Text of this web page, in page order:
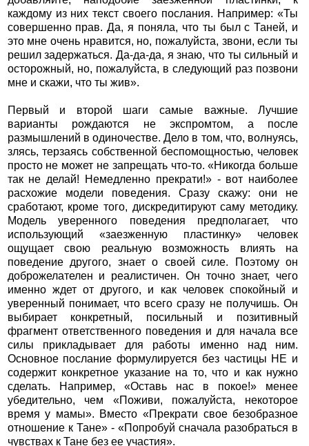
каждому из них текст своего послания. Например: «Ты
совершенно прав. Да, я поняла, что ты был с Таней, и
это мне очень нравится, но, пожалуйста, звони, если ты
решил задержаться. Да-да-да, я знаю, что ты сильный и
осторожный, но, пожалуйста, в следующий раз позвони
мне и скажи, что ты жив».
Первый и второй шаги самые важные. Лучшие
варианты рождаются не экспромтом, а после
размышлений в одиночестве. Дело в том, что, волнуясь,
злясь, терзаясь собственной беспомощностью, человек
просто не может не запрещать что-то. «Никогда больше
так не делай! Немедленно прекрати!» - вот наиболее
расхожие модели поведения. Сразу скажу: они не
сработают, кроме того, дискредитируют саму методику.
Модель уверенного поведения предполагает, что
использующий «заезженную пластинку» человек
ощущает свою реальную возможность влиять на
поведение другого, знает о своей силе. Поэтому он
доброжелателен и реалистичен. Он точно знает, чего
именно ждет от другого, и как человек спокойный и
уверенный понимает, что всего сразу не получишь. Он
выбирает конкретный, посильный и позитивный
фрагмент ответственного поведения и для начала все
силы прикладывает для работы именно над ним.
Основное послание формулируется без частицы НЕ и
содержит конкретное указание на то, что и как нужно
сделать. Например, «Оставь нас в покое!» менее
убедительно, чем «Поживи, пожалуйста, некоторое
время у мамы». Вместо «Прекрати свое безобразное
отношение к Тане» - «Попробуй сначала разобраться в
чувствах к Тане без ее участия».